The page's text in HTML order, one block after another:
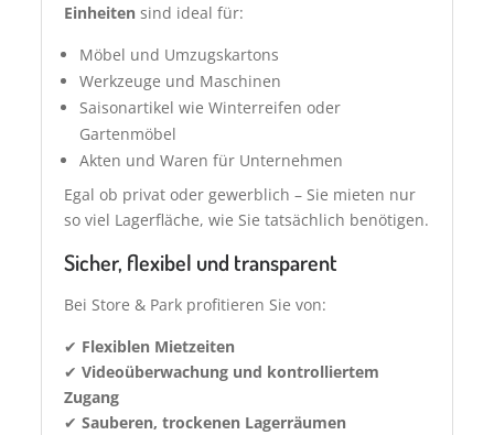
Einheiten sind ideal für:
Möbel und Umzugskartons
Werkzeuge und Maschinen
Saisonartikel wie Winterreifen oder
Gartenmöbel
Akten und Waren für Unternehmen
Egal ob privat oder gewerblich – Sie mieten nur
so viel Lagerfläche, wie Sie tatsächlich benötigen.
Sicher, flexibel und transparent
Bei Store & Park profitieren Sie von:
✔ Flexiblen Mietzeiten
✔Videoüberwachung und kontrolliertem
Zugang
✔Sauberen, trockenen Lagerräumen